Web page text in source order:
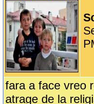
fara a face vreo
atrage de la